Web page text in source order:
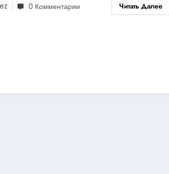
0 Комментарии Читать Далее